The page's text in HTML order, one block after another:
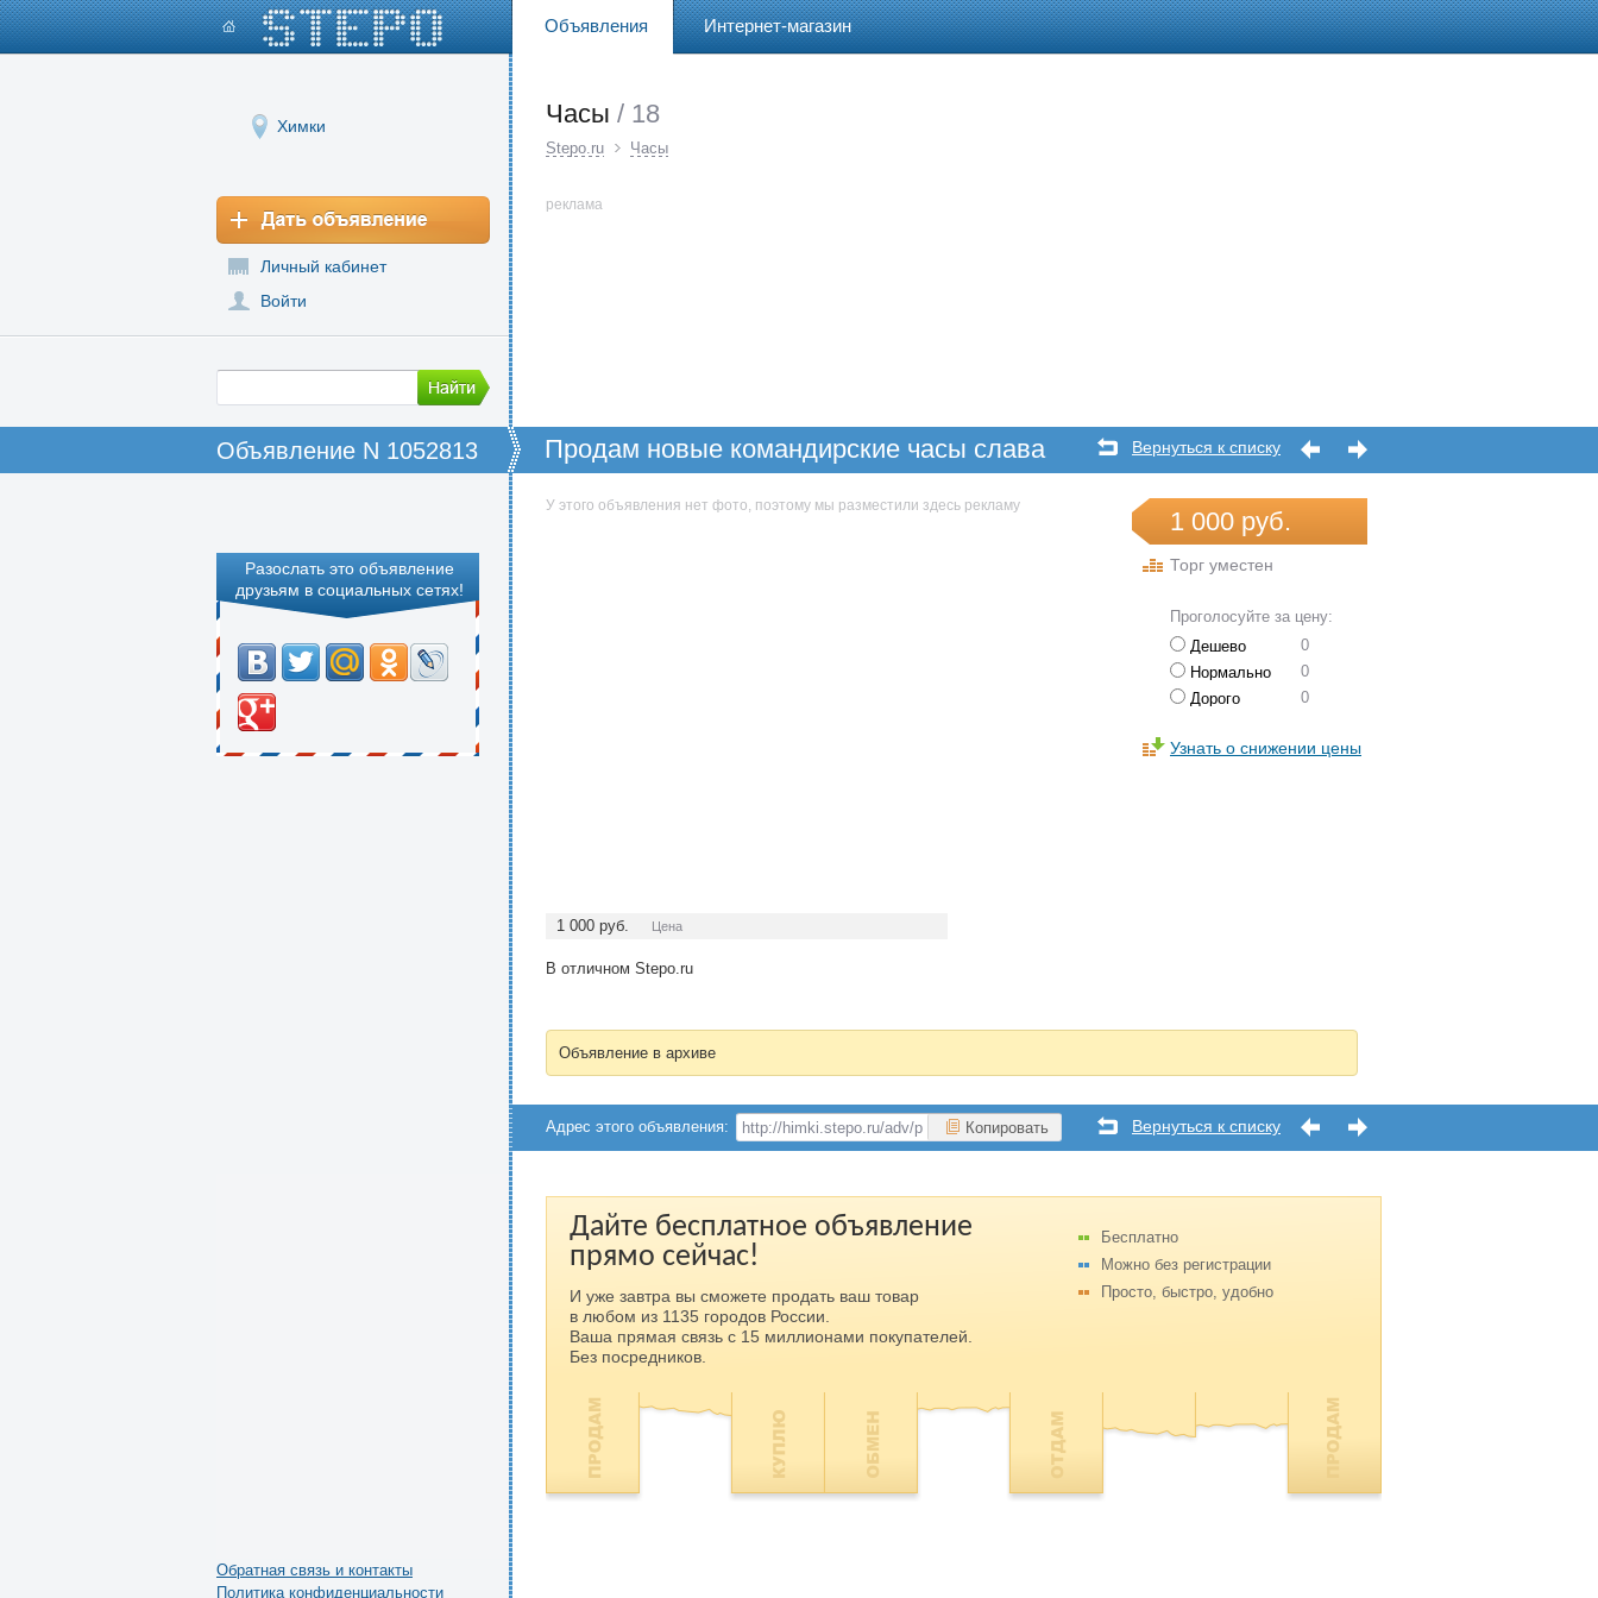
Объявления Интернет-магазин
Химки
Личный кабинет
Войти
Часы / 18
Stepo.ru Часы
реклама
Объявление N 1052813 Продам новые командирские часы слава Вернуться к списку
Разослать это объявление
друзьям в социальных сетях!
1 000 руб.
Торг уместен
Проголосуйте за цену:
0
Дешево
0
Нормально
0
Дорого
Узнать о снижении цены
У этого объявления нет фото, поэтому мы разместили здесь рекламу
1 000 руб. Цена
В отличном Stepo.ru
Объявление в архиве
Адрес этого объявления: Копировать Вернуться к списку
Бесплатно
Можно без регистрации
Просто, быстро, удобно
Дайте бесплатное объявление
прямо сейчас!
И уже завтра вы сможете продать ваш товар
в любом из 1135 городов России.
Ваша прямая связь с 15 миллионами покупателей.
Без посредников.
Обратная связь и контакты
Политика конфиденциальности